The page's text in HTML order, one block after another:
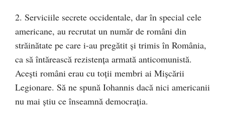
2. Serviciile secrete occidentale, dar în special cele
americane, au recrutat un număr de români din
străinătate pe care i-au pregătit și trimis în România,
ca să întărească rezistența armată anticomunistă.
Acești români erau cu toții membri ai Mișcării
Legionare. Să ne spună Iohannis dacă nici americanii
nu mai știu ce înseamnă democrația.